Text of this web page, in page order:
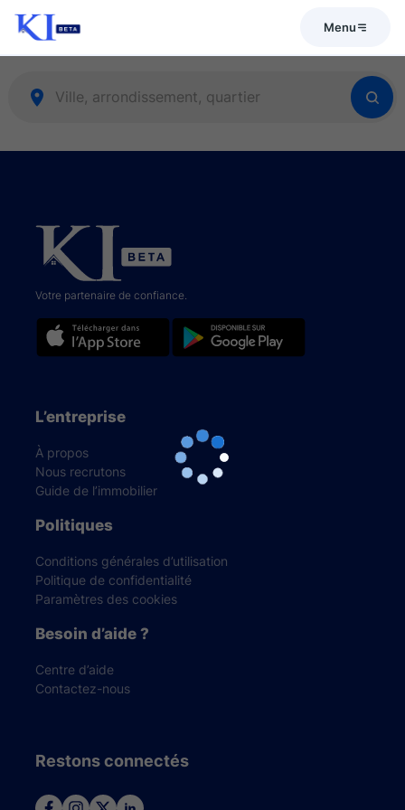
Menu
Votre partenaire de confiance.
L’entreprise
À propos
Nous recrutons
Guide de l’immobilier
Politiques
Conditions générales d’utilisation
Politique de confidentialité
Paramètres des cookies
Besoin d’aide ?
Centre d’aide
Contactez-nous
Restons connectés